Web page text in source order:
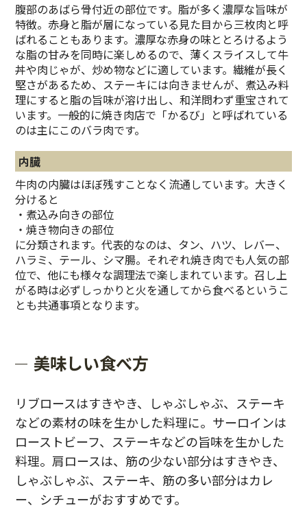
腹部のあばら骨付近の部位です。脂が多く濃厚な旨味が
特徴。赤身と脂が層になっている見た目から三枚肉と呼
ばれることもあります。濃厚な赤身の味ととろけるよう
な脂の甘みを同時に楽しめるので、薄くスライスして牛
丼や肉じゃが、炒め物などに適しています。繊維が長く
堅さがあるため、ステーキには向きませんが、煮込み料
理にすると脂の旨味が溶け出し、和洋問わず重宝されて
います。一般的に焼き肉店で「かるび」と呼ばれている
のは主にこのバラ肉です。
内臓
牛肉の内臓はほぼ残すことなく流通しています。大きく
分けると
・煮込み向きの部位
・焼き物向きの部位
に分類されます。代表的なのは、タン、ハツ、レバー、
ハラミ、テール、シマ腸。それぞれ焼き肉でも人気の部
位で、他にも様々な調理法で楽しまれています。召し上
がる時は必ずしっかりと火を通してから食べるというこ
とも共通事項となります。
美味しい食べ方
リブロースはすきやき、しゃぶしゃぶ、ステーキ
などの素材の味を生かした料理に。サーロインは
ローストビーフ、ステーキなどの旨味を生かした
料理。肩ロースは、筋の少ない部分はすきやき、
しゃぶしゃぶ、ステーキ、筋の多い部分はカレ
ー、シチューがおすすめです。